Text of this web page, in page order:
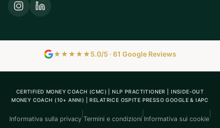
★★★★★5.0/5 · 61 Google Reviews
CERTIFIED MONEY COACH (CMC) | NLP PRACTITIONER | INSIDE-OUT
MONEY COACH (10+ ANNI) | RELATRICE OSPITE PRESSO GOOGLE & IAPC
Informativa sulla privacy Termini e condizioni Informativa sui cookie